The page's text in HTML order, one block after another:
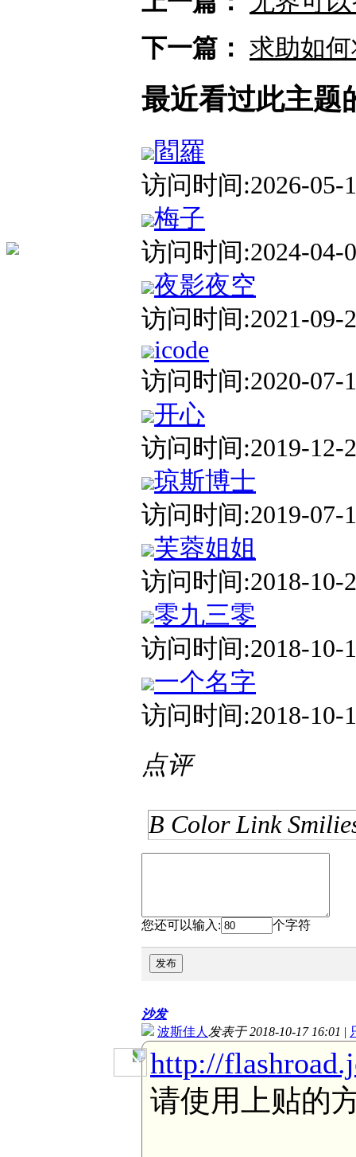
下一篇： 求助如
最近看过此主题
閻羅
访问时间:2026-05-
梅子
访问时间:2024-04-
夜影夜空
访问时间:2021-09-
icode
访问时间:2020-07-
开心
访问时间:2019-12-
琼斯博士
访问时间:2019-07-
芙蓉姐姐
访问时间:2018-10-
零九三零
访问时间:2018-10-
一个名字
访问时间:2018-10-
点评
B Color Link
您还可以输入: 个字符
发布
沙发
波斯佳人 发表于 2018-10-17 16:01 |
http://
请使用上贴的